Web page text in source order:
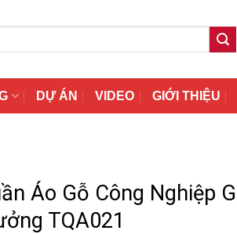
DỰ ÁN VIDEO GIỚI THIỆU
Áo Gỗ Công Nghiệp
TQA021